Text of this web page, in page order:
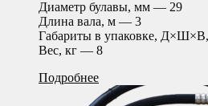
Диаметр булавы, мм — 29
Длина вала, м — 3
Габариты в упаковке,
Вес, кг — 8
Подробнее